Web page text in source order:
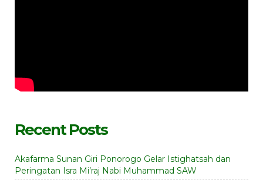
Recent Posts
Akafarma Sunan Giri Ponorogo Gelar Istighatsah dan
Peringatan Isra Mi’raj Nabi Muhammad SAW